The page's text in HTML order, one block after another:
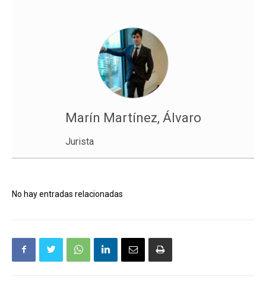
Marín Martínez, Álvaro
Jurista
No hay entradas relacionadas